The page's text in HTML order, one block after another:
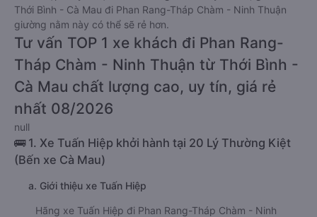
Thới Bình - Cà Mau đi Phan Rang-Tháp Chàm - Ninh Thuận
giường nằm này có thể sẽ rẻ hơn.
Tư vấn TOP 1 xe khách đi Phan Rang-
Tháp Chàm - Ninh Thuận từ Thới Bình -
Cà Mau chất lượng cao, uy tín, giá rẻ
nhất 08/2026
null
🚌 1. Xe Tuấn Hiệp khởi hành tại 20 Lý Thường Kiệt
(Bến xe Cà Mau)
a. Giới thiệu xe Tuấn Hiệp
Hãng xe Tuấn Hiệp đi Phan Rang-Tháp Chàm - Ninh